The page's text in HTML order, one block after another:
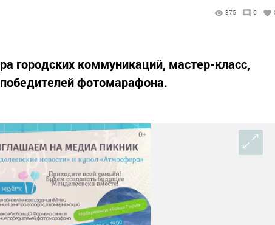
375 0
городских коммуникаций, мастер-класс,
фотомарафона.